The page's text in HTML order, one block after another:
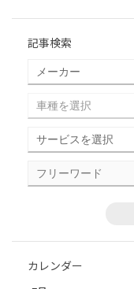
記事検索
カレンダー